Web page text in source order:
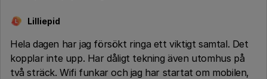
Lilliepid
Hela dagen har jag försökt ringa ett viktigt samtal. Det
kopplar inte upp. Har dåligt tekning även utomhus på
två sträck. Wifi funkar och jag har startat om mobilen,